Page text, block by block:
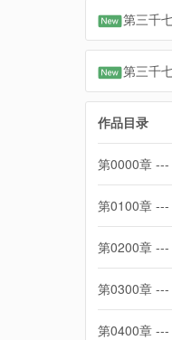
第三千
第三千
作品目录
第0000章
第0100章
第0200章
第0300章
第0400章